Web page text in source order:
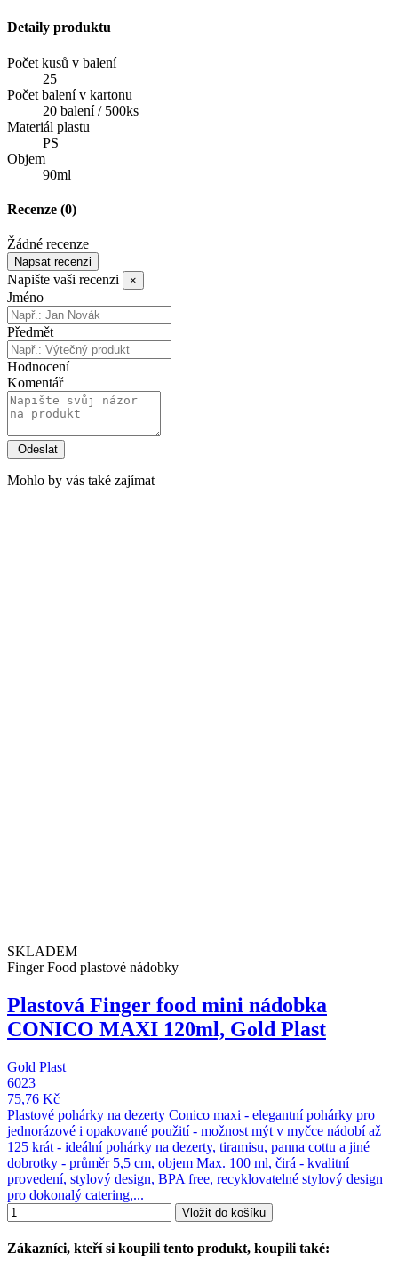
Detaily produktu
Počet kusů v balení
25
Počet balení v kartonu
20 balení / 500ks
Materiál plastu
PS
Objem
90ml
Recenze (0)
Žádné recenze
Napsat recenzi
Napište vaši recenzi ×
Jméno
Předmět
Hodnocení
Komentář
Mohlo by vás také zajímat
SKLADEM
Finger Food plastové nádobky
Plastová Finger food mini nádobka
CONICO MAXI 120ml, Gold Plast
Gold Plast
6023
75,76 Kč
Plastové pohárky na dezerty Conico maxi - elegantní pohárky pro
jednorázové i opakované použití - možnost mýt v myčce nádobí až
125 krát - ideální pohárky na dezerty, tiramisu, panna cottu a jiné
dobrotky - průměr 5,5 cm, objem Max. 100 ml, čirá - kvalitní
provedení, stylový design, BPA free, recyklovatelné stylový design
pro dokonalý catering,...
Vložit do košíku
Zákazníci, kteří si koupili tento produkt, koupili také: